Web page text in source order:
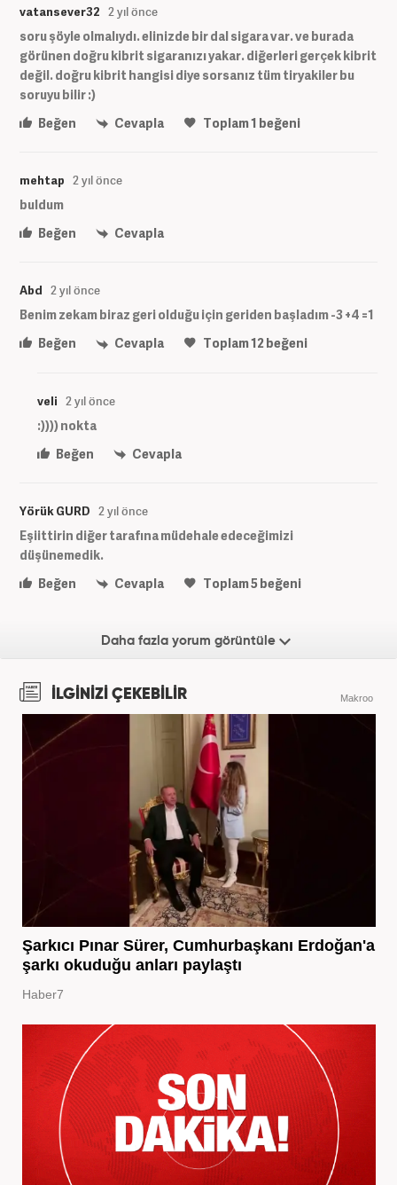
vatansever32 2 yıl önce
soru şöyle olmalıydı. elinizde bir dal sigara var. ve burada
görünen doğru kibrit sigaranızı yakar. diğerleri gerçek kibrit
değil. doğru kibrit hangisi diye sorsanız tüm tiryakiler bu
soruyu bilir :)
Beğen
Cevapla Toplam1 beğeni
mehtap 2 yıl önce
buldum
Beğen
Cevapla
Abd 2 yıl önce
Benim zekam biraz geri olduğu için geriden başladım -3 +4 =1
Beğen
Cevapla Toplam12beğeni
veli 2 yıl önce
:)))) nokta
Beğen
Cevapla
Yörük GURD 2 yıl önce
Eşiittirin diğer tarafına müdehale edeceğimizi
düşünemedik.
Beğen
Cevapla Toplam5beğeni
Daha fazla yorum görüntüle
İLGİNİZİ ÇEKEBİLİR Makroo
Şarkıcı Pınar Sürer, Cumhurbaşkanı Erdoğan'a
şarkı okuduğu anları paylaştı
Haber7